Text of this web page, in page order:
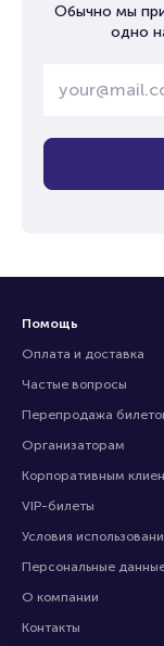
Обычно мы
одно
Помощь
Оплата и доставка
Частые вопросы
Перепродажа
Организаторам
Корпоративным
VIP-билеты
Условия
Персональные
О компании
Контакты